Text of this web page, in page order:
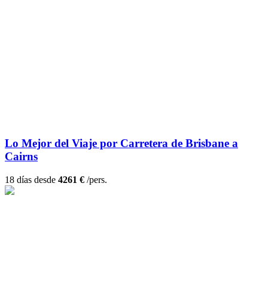
Lo Mejor del Viaje por Carretera de Brisbane a
Cairns
18 días desde 4261 € /pers.